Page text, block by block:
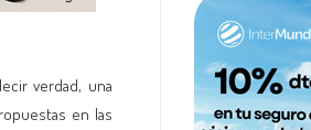
verdad, una
en las